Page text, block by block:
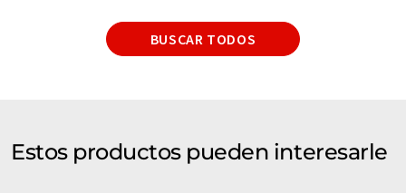
BUSCAR TODOS
Estos productos pueden interesarle